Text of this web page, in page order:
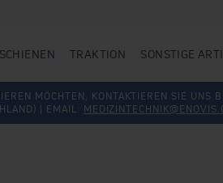
TRAKTION SONSTIGE
MÖCHTEN, KONTAKTIEREN SIE UNS
| EMAIL: